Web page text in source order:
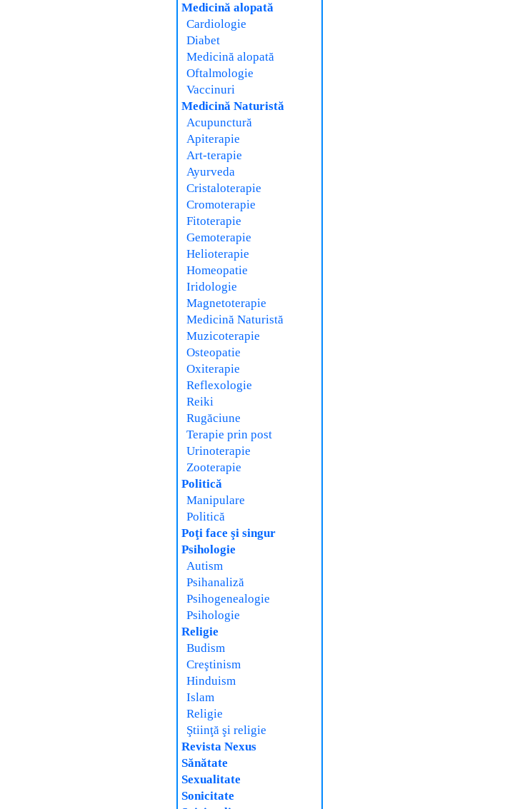
Medicină alopată
Cardiologie
Diabet
Medicină alopată
Oftalmologie
Vaccinuri
Medicină Naturistă
Acupunctură
Apiterapie
Art-terapie
Ayurveda
Cristaloterapie
Cromoterapie
Fitoterapie
Gemoterapie
Helioterapie
Homeopatie
Iridologie
Magnetoterapie
Medicină Naturistă
Muzicoterapie
Osteopatie
Oxiterapie
Reflexologie
Reiki
Rugăciune
Terapie prin post
Urinoterapie
Zooterapie
Politică
Manipulare
Politică
Poţi face şi singur
Psihologie
Autism
Psihanaliză
Psihogenealogie
Psihologie
Religie
Budism
Creştinism
Hinduism
Islam
Religie
Ştiinţă şi religie
Revista Nexus
Sănătate
Sexualitate
Sonicitate